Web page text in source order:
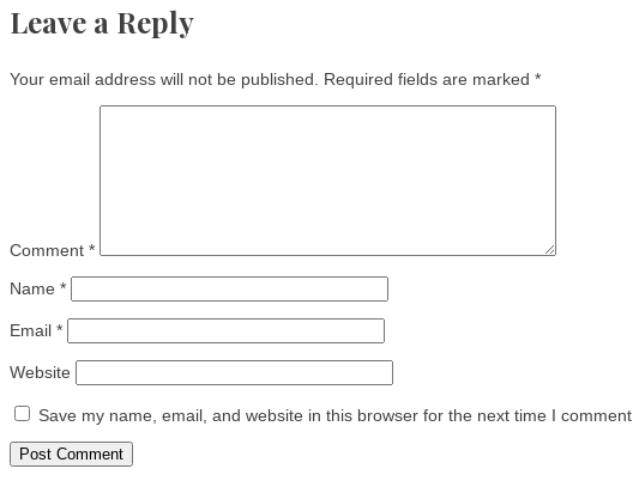
Leave a Reply
Your email address will not be published. Required fields are marked *
Comment *
Name *
Email *
Website
Save my name, email, and website in this browser for the next time I comment.